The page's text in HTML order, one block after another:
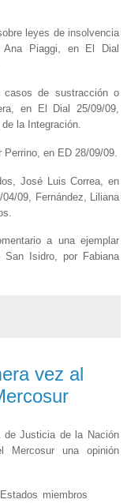
leyes de insolvencia
Ana Piaggi, en El Dial
de sustracción o
en El Dial 25/09/09,
la Integración.
en ED 28/09/09.
José Luis Correa, en
09, Fernández, Liliana
a una ejemplar
Isidro, por Fabiana
vez al
de Justicia de la Nación
Mercosur una opinión
miembros